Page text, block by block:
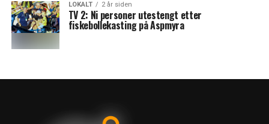
LOKALT 2 år siden
TV 2: Ni personer utestengt etter
fiskebollekasting på Aspmyra